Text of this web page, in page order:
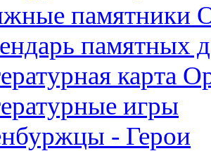
памятники
памятных
карта
игры
- Герои